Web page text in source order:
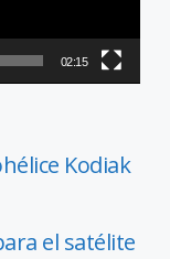
02:15
Kodiak
el satélite